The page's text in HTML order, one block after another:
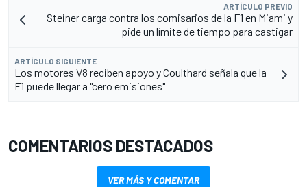
ARTÍCULO PREVIO
Steiner carga contra los comisarios de la F1 en Miami y
pide un límite de tiempo para castigar
ARTÍCULO SIGUIENTE
Los motores V8 reciben apoyo y Coulthard señala que la
F1 puede llegar a "cero emisiones"
COMENTARIOS DESTACADOS
VER MÁS Y COMENTAR